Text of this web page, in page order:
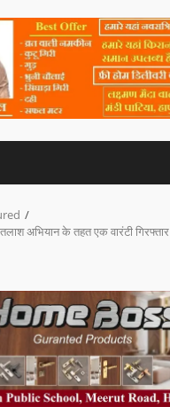
अभियान के तहत एक वारंटी गिरफ्तार